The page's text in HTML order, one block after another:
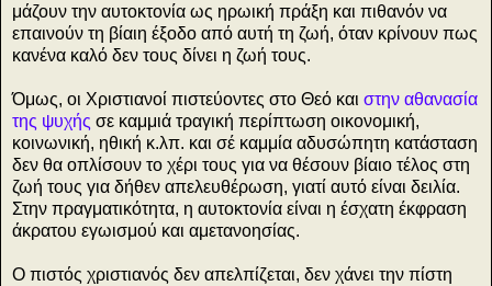
μάζουν την αυτοκτονία ως ηρωική πράξη και πιθανόν να
επαινούν τη βίαιη έξοδο από αυτή τη ζωή, όταν κρίνουν πως
κανένα καλό δεν τους δίνει η ζωή τους.
Όμως, οι Χριστιανοί πιστεύοντες στο Θεό και στην αθανασία
της ψυχής σε καμμιά τραγική περίπτωση οικονομική,
κοινωνική, ηθική κ.λπ. και σέ καμμία αδυσώπητη κατάσταση
δεν θα οπλίσουν το χέρι τους για να θέσουν βίαιο τέλος στη
ζωή τους για δήθεν απελευθέρωση, γιατί αυτό είναι δειλία.
Στην πραγματικότητα, η αυτοκτονία είναι η έσχατη έκφραση
άκρατου εγωισμού και αμετανοησίας.
Ο πιστός χριστιανός δεν απελπίζεται, δεν χάνει την πίστη